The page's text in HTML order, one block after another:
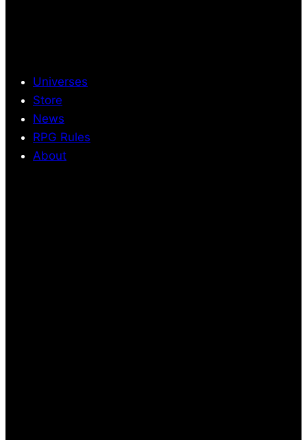
Universes
Store
News
RPG Rules
About